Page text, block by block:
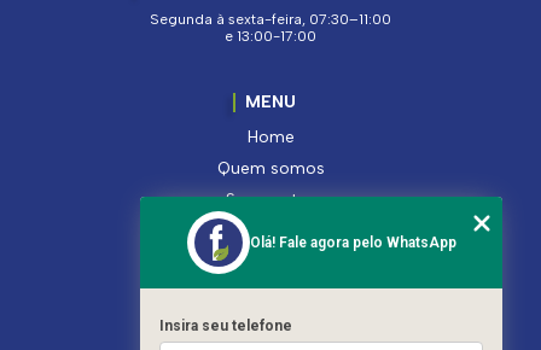
Segunda à sexta-feira, 07:30–11:00
e 13:00-17:00
MENU
Home
Quem somos
Segmentos
Serviços
Produtos
Contato
Categorias
Olá! Fale agora pelo WhatsApp
Insira seu telefone